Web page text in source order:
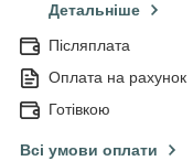
Детальніше
Післяплата
Оплата на рахунок
Готівкою
Всі умови оплати